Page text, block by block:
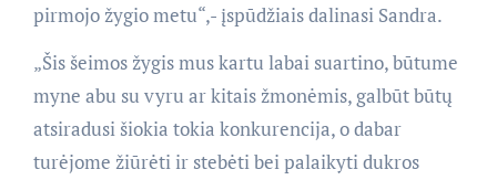
pirmojo žygio metu“,- įspūdžiais dalinasi Sandra.
„Šis šeimos žygis mus kartu labai suartino, būtume
myne abu su vyru ar kitais žmonėmis, galbūt būtų
atsiradusi šiokia tokia konkurencija, o dabar
turėjome žiūrėti ir stebėti bei palaikyti dukros